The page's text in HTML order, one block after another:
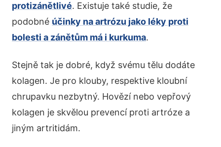
protizánětlivé. Existuje také studie, že
podobné účinky na artrózu jako léky proti
bolesti a zánětům má i kurkuma.
Stejně tak je dobré, když svému tělu dodáte
kolagen. Je pro klouby, respektive kloubní
chrupavku nezbytný. Hovězí nebo vepřový
kolagen je skvělou prevencí proti artróze a
jiným artritidám.